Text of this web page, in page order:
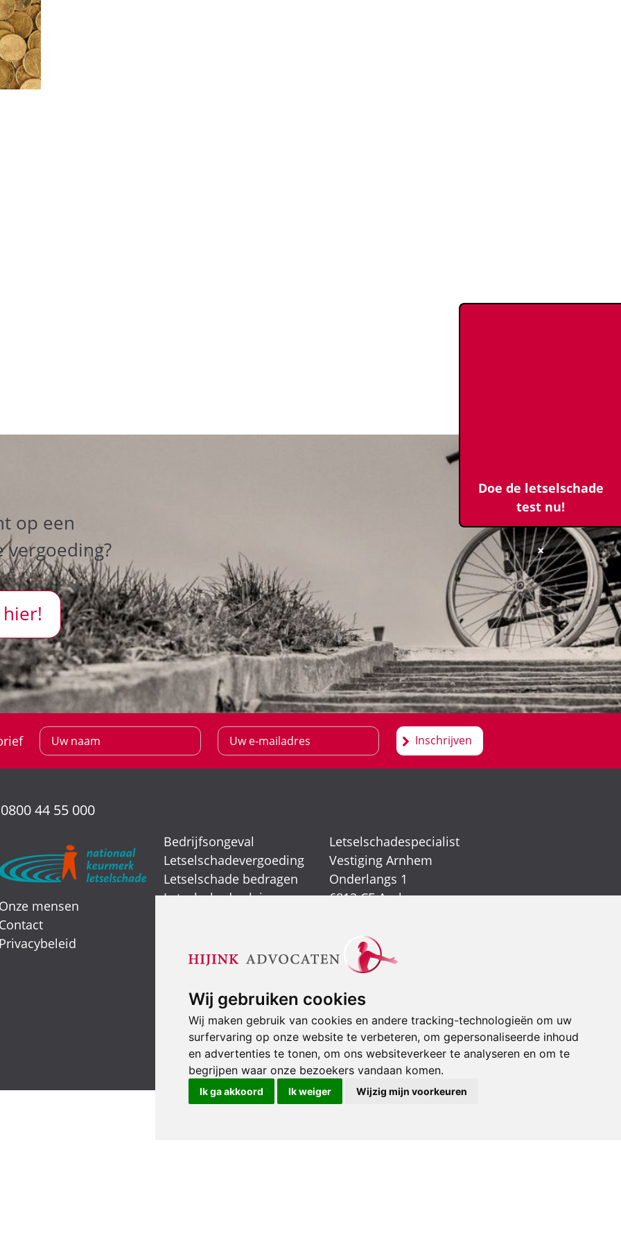
Wij gebruiken cookies
Wij maken gebruik van cookies en andere tracking-technologieën om uw
surfervaring op onze website te verbeteren, om gepersonaliseerde inhoud
en advertenties te tonen, om ons websiteverkeer te analyseren en om te
begrijpen waar onze bezoekers vandaan komen.
Ik ga akkoord Ik weiger Wijzig mijn voorkeuren
op een
vergoeding?
Inschrijven
Doe de letselschade
test nu!
×
0800 44 55 000
mensen
Bedrijfsongeval
Letselschadevergoeding
Letselschade bedragen
Letselschade claimen
Smartengeld
Letselschadespecialist
Vestiging Arnhem
Onderlangs 1
6812 CE Arnhem
Vestiging Nijmegen
Kerkenbos 1021
6546 BB Nijmegen
(024) 388 66 80
Stuur een e-mail